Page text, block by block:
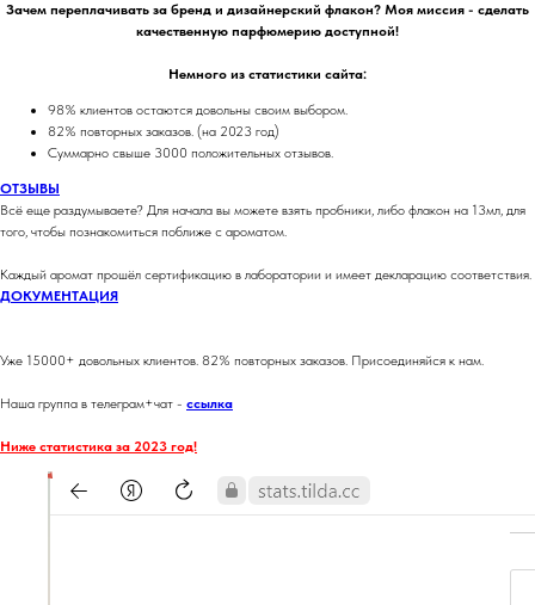
Зачем переплачивать за бренд и дизайнерский флакон? Моя миссия - сделать
качественную парфюмерию доступной!
Немного из статистики сайта:
98% клиентов остаются довольны своим выбором.
82% повторных заказов. (на 2023 год)
Суммарно свыше 3000 положительных отзывов.
ОТЗЫВЫ
Всё еще раздумываете? Для начала вы можете взять пробники, либо флакон на 13мл, для
того, чтобы познакомиться поближе с ароматом.
Каждый аромат прошёл сертификацию в лаборатории и имеет декларацию соответствия.
ДОКУМЕНТАЦИЯ
Уже 15000+ довольных клиентов. 82% повторных заказов. Присоединяйся к нам.
Наша группа в телеграм+чат - ссылка
Ниже статистика за 2023 год!